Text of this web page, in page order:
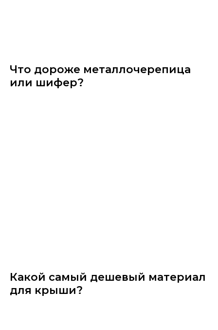
Что дороже металлочерепица
или шифер?
Какой самый дешевый материал
для крыши?